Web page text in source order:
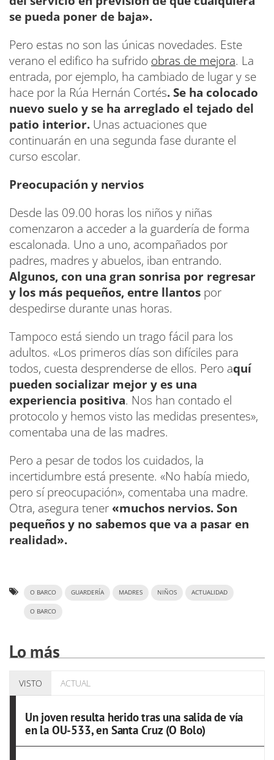
se pueda poner de baja».
Pero estas no son las únicas novedades. Este
verano el edifico ha sufrido obras de mejora. La
entrada, por ejemplo, ha cambiado de lugar y se
hace por la Rúa Hernán Cortés. Se ha colocado
nuevo suelo y se ha arreglado el tejado del
patio interior. Unas actuaciones que
continuarán en una segunda fase durante el
curso escolar.
Preocupación y nervios
Desde las 09.00 horas los niños y niñas
comenzaron a acceder a la guardería de forma
escalonada. Uno a uno, acompañados por
padres, madres y abuelos, iban entrando.
Algunos, con una gran sonrisa por regresar
y los más pequeños, entre llantos por
despedirse durante unas horas.
Tampoco está siendo un trago fácil para los
adultos. «Los primeros días son difíciles para
todos, cuesta desprenderse de ellos. Pero aquí
pueden socializar mejor y es una
experiencia positiva. Nos han contado el
protocolo y hemos visto las medidas presentes»,
comentaba una de las madres.
Pero a pesar de todos los cuidados, la
incertidumbre está presente. «No había miedo,
pero sí preocupación», comentaba una madre.
Otra, asegura tener«muchos nervios. Son
pequeños y no sabemos que va a pasar en
realidad».
O BARCO GUARDERÍA MADRES NIÑOS ACTUALIDAD
O BARCO
Lo más
VISTO ACTUAL
Un joven resulta herido tras una salida de vía
en la OU-533, en Santa Cruz (O Bolo)